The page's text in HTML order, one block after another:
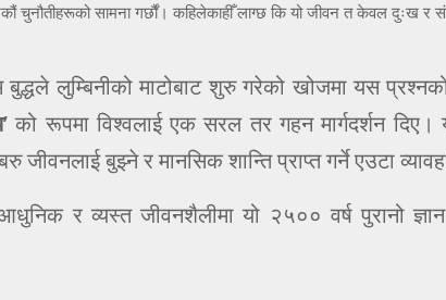
चुनौतीहरूको सामना गर्छौं। कहिलेकाहीँ लाग्छ कि यो जीवन त केवल दुःख र
बुद्धले लुम्बिनीको माटोबाट शुरु गरेको खोजमा यस
को रूपमा विश्वलाई एक सरल तर गहन मार्गदर्शन दिए।
जीवनलाई बुझ्ने र मानसिक शान्ति प्राप्त गर्ने एउटा
र व्यस्त जीवनशैलीमा यो २५०० वर्ष पुरानो